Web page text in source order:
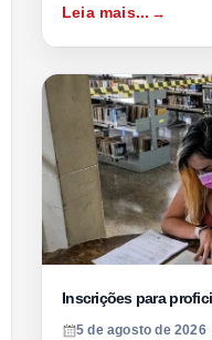
Leia mais...
Inscrições para
5 de agosto de 2026